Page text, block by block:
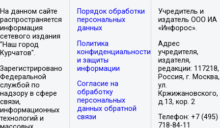
На данном сайте
распространяется
информация
сетевого издания
"Наш город
Курчатов".
Зарегистрировано
Федеральной
службой по
надзору в сфере
связи,
информационных
технологий и
Порядок обработки
персональных
данных
Политика
конфиденциальности
и защиты
информации
Согласие на
обработку
персональных
данных обратной
связи
Учредитель и
издатель ООО ИА
«Инфорос».
Адрес
учредителя,
издателя,
редакции: 117218,
Россия, г. Москва,
ул.
Кржижановского,
д.13, кор. 2
Телефон: +7 (495)
718-84-11